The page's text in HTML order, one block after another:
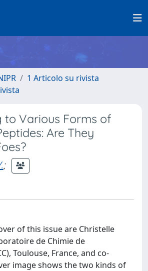
1 Articolo su rivista
to Various Forms of
Are They
;
of this issue are Christelle
de Chimie de
Toulouse, France, and co-
image shows the two kinds of